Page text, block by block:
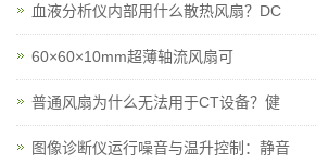
血液分析仪内部用什么散热风扇？DC
60×60×10mm超薄轴流风扇可
普通风扇为什么无法用于CT设备？健
图像诊断仪运行噪音与温升控制：静音